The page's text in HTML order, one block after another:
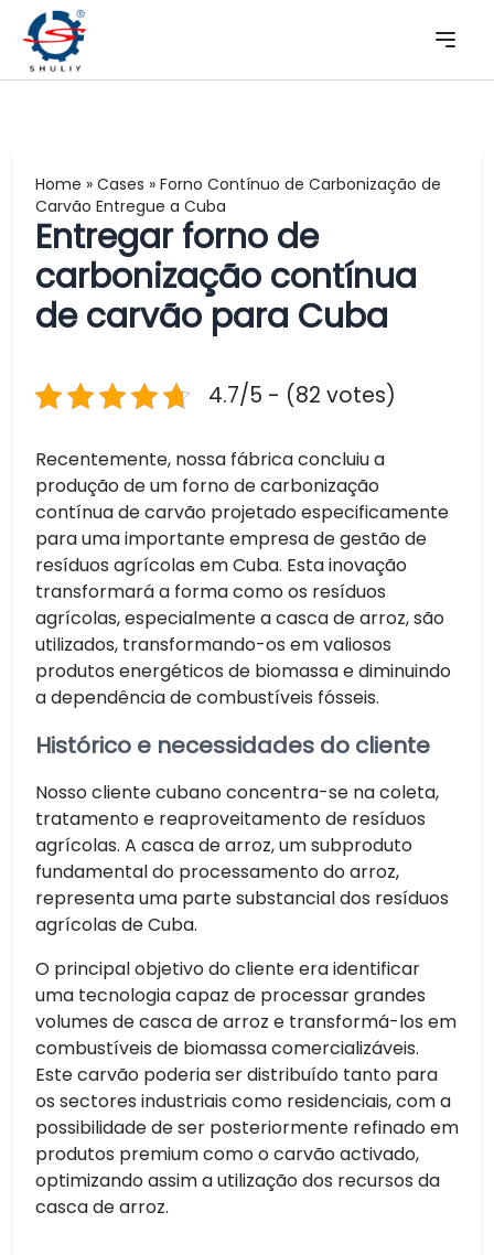
Home » Cases » Forno Contínuo de Carbonização de
Carvão Entregue a Cuba
Entregar forno de
carbonização contínua
de carvão para Cuba
4.7/5 - (82 votes)
Recentemente, nossa fábrica concluiu a
produção de um forno de carbonização
contínua de carvão projetado especificamente
para uma importante empresa de gestão de
resíduos agrícolas em Cuba. Esta inovação
transformará a forma como os resíduos
agrícolas, especialmente a casca de arroz, são
utilizados, transformando-os em valiosos
produtos energéticos de biomassa e diminuindo
a dependência de combustíveis fósseis.
Histórico e necessidades do cliente
Nosso cliente cubano concentra-se na coleta,
tratamento e reaproveitamento de resíduos
agrícolas. A casca de arroz, um subproduto
fundamental do processamento do arroz,
representa uma parte substancial dos resíduos
agrícolas de Cuba.
O principal objetivo do cliente era identificar
uma tecnologia capaz de processar grandes
volumes de casca de arroz e transformá-los em
combustíveis de biomassa comercializáveis.
Este carvão poderia ser distribuído tanto para
os sectores industriais como residenciais, com a
possibilidade de ser posteriormente refinado em
produtos premium como o carvão activado,
optimizando assim a utilização dos recursos da
casca de arroz.